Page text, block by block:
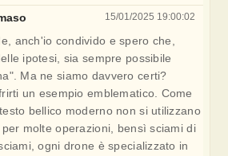
15/01/2025 19:00:02
anch'io condivido e spero che,
ipotesi, sia sempre possibile
Ma ne siamo davvero certi?
un esempio emblematico. Come
bellico moderno non si utilizzano
molte operazioni, bensì sciami di
ogni drone è specializzato in